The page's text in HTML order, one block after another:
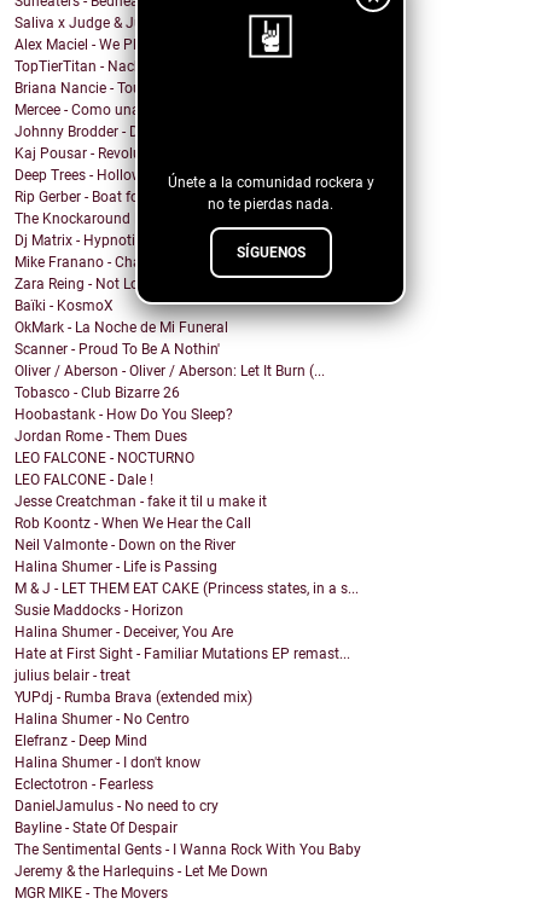
Únete a la comunidad rockera y
no te pierdas nada.
SÍGUENOS
Saliva x Judge & Jury - Edge Of A Knife
Alex Maciel - We Play Together 2026
TopTierTitan - Nach Naal
Briana Nancie - Touch
Mercee - Como una Avalancha
Johnny Brodder - Decirnos Nada
Kaj Pousar - Revolution
Deep Trees - Hollowed Out
Rip Gerber - Boat for Sale
The Knockaround Band - Ends Tonight
Dj Matrix - Hypnotic
Mike Franano - Chair At My Table
Zara Reing - Not Lost
Baïki - KosmoX
OkMark - La Noche de Mi Funeral
Scanner - Proud To Be A Nothin'
Oliver / Aberson - Oliver / Aberson: Let It Burn (...
Tobasco - Club Bizarre 26
Hoobastank - How Do You Sleep?
Jordan Rome - Them Dues
LEO FALCONE - NOCTURNO
LEO FALCONE - Dale !
Jesse Creatchman - fake it til u make it
Rob Koontz - When We Hear the Call
Neil Valmonte - Down on the River
Halina Shumer - Life is Passing
M & J - LET THEM EAT CAKE (Princess states, in a s...
Susie Maddocks - Horizon
Halina Shumer - Deceiver, You Are
Hate at First Sight - Familiar Mutations EP remast...
julius belair - treat
YUPdj - Rumba Brava (extended mix)
Halina Shumer - No Centro
Elefranz - Deep Mind
Halina Shumer - I don't know
Eclectotron - Fearless
DanielJamulus - No need to cry
Bayline - State Of Despair
The Sentimental Gents - I Wanna Rock With You Baby
Jeremy & the Harlequins - Let Me Down
MGR MIKE - The Movers